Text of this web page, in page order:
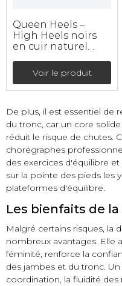
Queen Heels –
High Heels noirs
en cuir naturel
fixation (9 cm)
Voir le produit
De plus, il est essentiel de
du tronc, car un core
réduit le risque de chutes.
chorégraphes
des exercices d'équilibre
sur la pointe des pieds les
plateformes d'équilibre.
Les bienfaits de
Malgré certains risques, la
nombreux avantages. Elle
féminité, renforce la
des jambes et du tronc.
coordination, la fluidité